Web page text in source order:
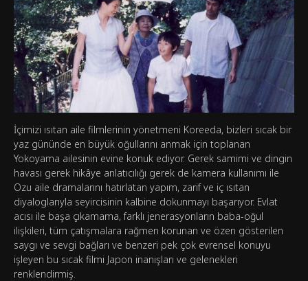
İçimizi ısıtan aile filmlerinin yönetmeni Koreeda, bizleri sıcak bir
yaz gününde en büyük oğullarını anmak için toplanan
Yokoyama ailesinin evine konuk ediyor. Gerek samimi ve dingin
havası gerek hikâye anlatıcılığı gerek de kamera kullanımı ile
Ozu aile dramalarını hatırlatan yapım, zarif ve iç ısıtan
diyaloglarıyla seyircisinin kalbine dokunmayı başarıyor. Evlat
acısı ile başa çıkamama, farklı jenerasyonların baba-oğul
ilişkileri, tüm çatışmalara rağmen korunan ve özen gösterilen
saygı ve sevgi bağları ve benzeri pek çok evrensel konuyu
işleyen bu sıcak filmi Japon inanışları ve gelenekleri
renklendirmiş.